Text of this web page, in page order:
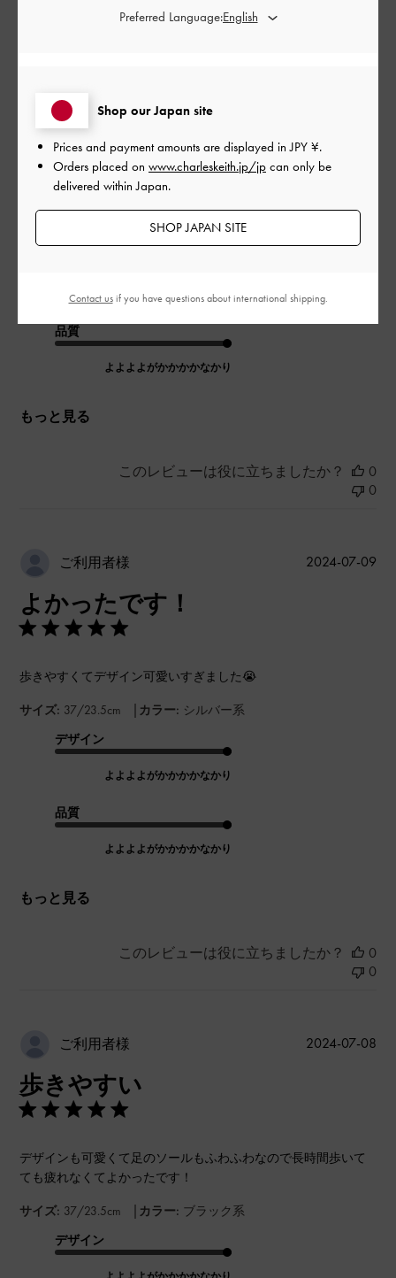
出産を機にヒールが低くて履きやすいサンダルを、探してお
り、色々悩みましたがこちらを購入して良かったです！見た目
も可愛いのでおでかけにも使えます。
カラー: ブラック系
よよよよがかかかかなかり
品質
よよよよがかかかかなかり
もっと見る
このレビューは役に立ちましたか？
0
0
ご利用者様
よかったです！
歩きやすくてデザイン可愛いすぎました😭
サイズ: 37/23.5cm | カラー: シルバー系
デザイン
よよよよがかかかかなかり
品質
よよよよがかかかかなかり
もっと見る
公
2024-07-09
このレビューは役に立ちましたか？
0
0
ご利用者様
歩きやすい
デザインも可愛くて足のソールもふわふわなので長時間歩いて
ても疲れなくてよかったです！
サイズ: 37/23.5cm | カラー: ブラック系
デザイン
公
2024-07-08
Shop our Japan site
Prices and payment amounts are displayed inJPY ¥.
Orders placed on www.charleskeith.jp/jp can only be
delivered within Japan.
SHOP JAPAN SITE
Preferred Language:
Contact usif you have questions about international shipping.